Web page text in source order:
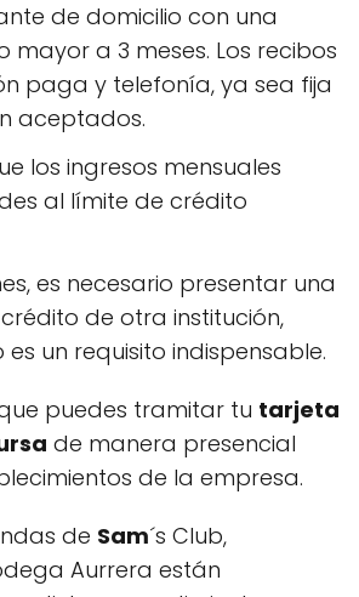
de domicilio con una
mayor a 3 meses. Los recibos
paga y telefonía, ya sea fija
aceptados.
los ingresos mensuales
al límite de crédito
es necesario presentar una
de otra institución,
un requisito indispensable.
puedes tramitar tu tarjeta
de manera presencial
de la empresa.
de Sam´s Club,
Aurrera están